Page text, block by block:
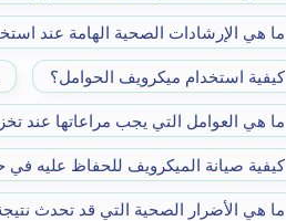
ما هي الإرشادات الصحية الهامة عند
كيفية استخدام ميكرويف الحوامل؟
ما هي العوامل التي يجب مراعاتها عند
كيفية صيانة الميكرويف للحفاظ عليه في
ما هي الأضرار الصحية التي قد تحدث